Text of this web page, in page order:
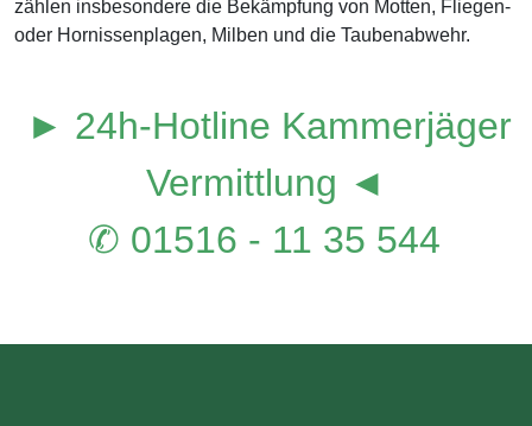
zählen insbesondere die Bekämpfung von Motten, Fliegen-
oder Hornissenplagen, Milben und die Taubenabwehr.
► 24h-Hotline Kammerjäger
Vermittlung ◄
✆ 01516 - 11 35 544